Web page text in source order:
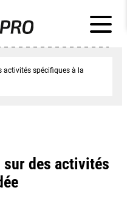
activités spécifiques à la
des activités